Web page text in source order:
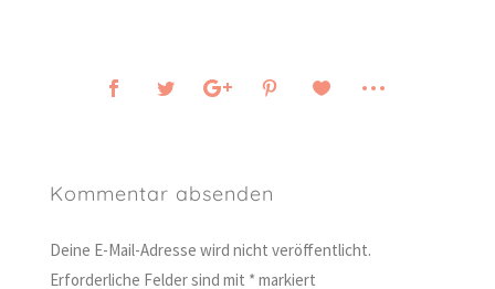
Kommentar absenden
Deine E-Mail-Adresse wird nicht veröffentlicht.
Erforderliche Felder sind mit *markiert